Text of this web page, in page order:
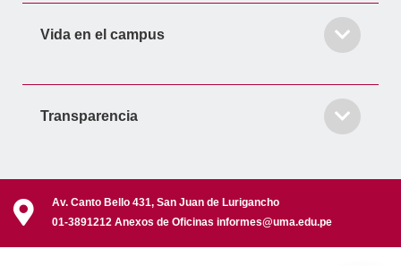
Vida en el campus
Transparencia
Av. Canto Bello 431, San Juan de Lurigancho
01-3891212 Anexos de Oficinas informes@uma.edu.pe